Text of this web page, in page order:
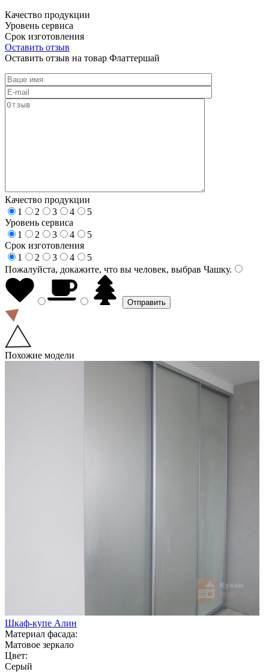
Качество продукции
Уровень сервиса
Срок изготовления
Оставить отзыв
Оставить отзыв на товар Флаттершай
Качество продукции
1
2 3 4
5
Уровень сервиса
1
2 3 4
5
Срок изготовления
1
2 3 4
5
Пожалуйста, докажите, что вы человек, выбрав Чашку.
Похожие модели
Шкаф-купе Алин
Материал фасада:
Матовое зеркало
Цвет:
Серый